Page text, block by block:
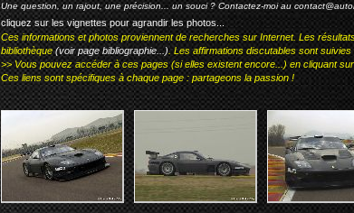
Une question, un rajout, une précision... un souci ? Contactez-moi au
cliquez sur les vignettes pour agrandir les photos...
Ces informations et photos proviennent de recherches sur Internet. Les
bibliothèque(voir page bibliographie...). Les affirmations discutables sont suivies
>> Vous pouvez accéder à ces pages (si elles existent encore...) en cliquant
Ces liens sont spécifiques à chaque page : partageons la passion !